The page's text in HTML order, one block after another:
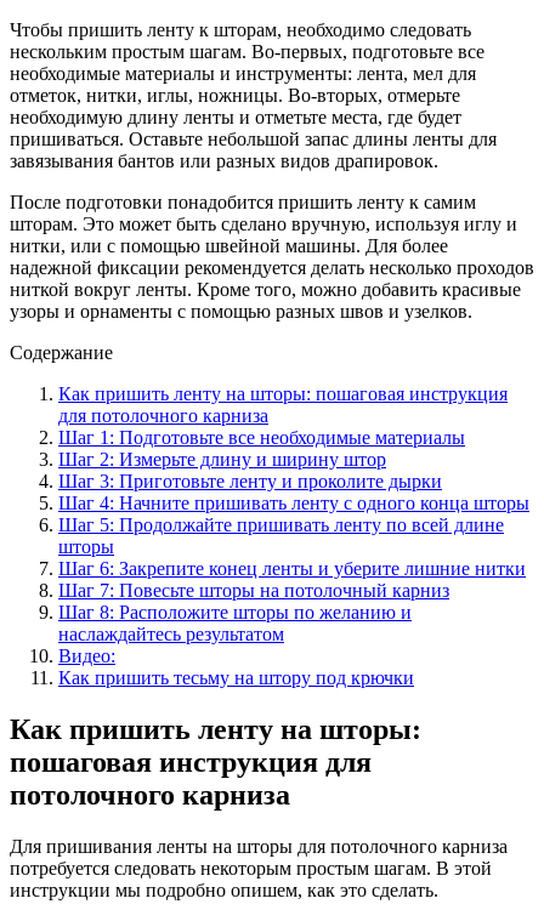
Чтобы пришить ленту к шторам, необходимо следовать
нескольким простым шагам. Во-первых, подготовьте все
необходимые материалы и инструменты: лента, мел для
отметок, нитки, иглы, ножницы. Во-вторых, отмерьте
необходимую длину ленты и отметьте места, где будет
пришиваться. Оставьте небольшой запас длины ленты для
завязывания бантов или разных видов драпировок.
После подготовки понадобится пришить ленту к самим
шторам. Это может быть сделано вручную, используя иглу и
нитки, или с помощью швейной машины. Для более
надежной фиксации рекомендуется делать несколько проходов
ниткой вокруг ленты. Кроме того, можно добавить красивые
узоры и орнаменты с помощью разных швов и узелков.
Содержание
Как пришить ленту на шторы: пошаговая инструкция
для потолочного карниза
Шаг 1: Подготовьте все необходимые материалы
Шаг 2: Измерьте длину и ширину штор
Шаг 3: Приготовьте ленту и проколите дырки
Шаг 4: Начните пришивать ленту с одного конца шторы
Шаг 5: Продолжайте пришивать ленту по всей длине
шторы
Шаг 6: Закрепите конец ленты и уберите лишние нитки
Шаг 7: Повесьте шторы на потолочный карниз
Шаг 8: Расположите шторы по желанию и
наслаждайтесь результатом
Видео:
Как пришить тесьму на штору под крючки
Как пришить ленту на шторы:
пошаговая инструкция для
потолочного карниза
Для пришивания ленты на шторы для потолочного карниза
потребуется следовать некоторым простым шагам. В этой
инструкции мы подробно опишем, как это сделать.